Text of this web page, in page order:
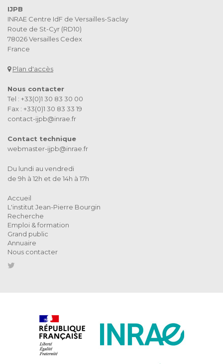
IJPB
INRAE Centre IdF de Versailles-Saclay
Route de St-Cyr (RD10)
78026 Versailles Cedex
France
Plan d'accès
Nous contacter
Tel : +33(0)1 30 83 30 00
Fax : +33(0)1 30 83 33 19
contact-ijpb@inrae.fr
Contact technique
webmaster-ijpb@inrae.fr
Du lundi au vendredi
de 9h à 12h et de 14h à 17h
Accueil
L'institut Jean-Pierre Bourgin
Recherche
Emploi & formation
Grand public
Annuaire
Nous contacter